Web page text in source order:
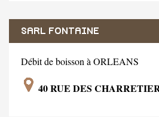
SARL FONTAINE
Débit de boisson à ORLEANS
40 RUE DES